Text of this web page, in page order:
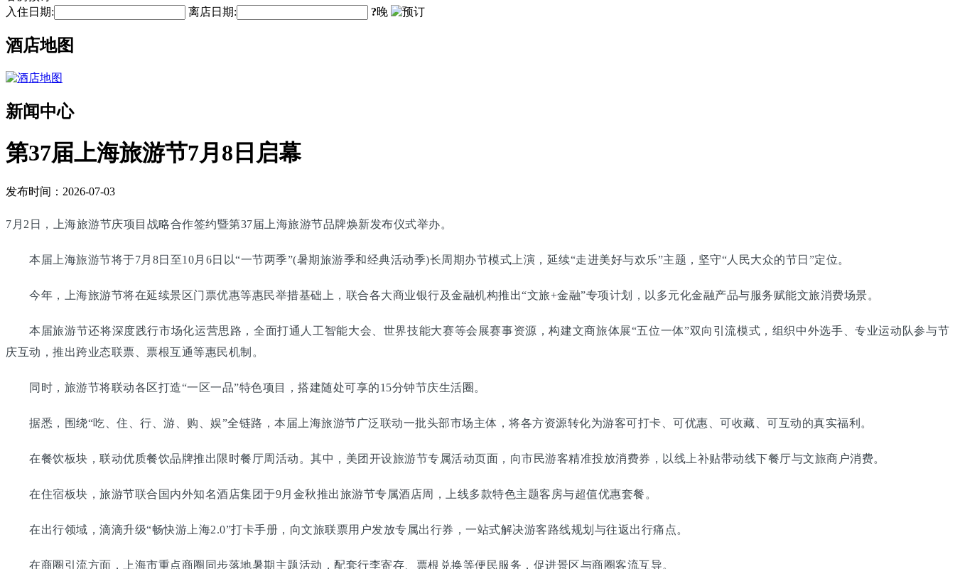
入住日期:
离店日期: ?晚
酒店地图
新闻中心
第37届上海旅游节7月8日启幕
发布时间：2026-07-03
7月2日，上海旅游节庆项目战略合作签约暨第37届上海旅游节品牌焕新发布仪式举办。
本届上海旅游节将于7月8日至10月6日以“一节两季”(暑期旅游季和经典活动季)长周期办节模式上演，延续“走进美好与欢乐”主题，坚守“人民大众的节日”定位。
今年，上海旅游节将在延续景区门票优惠等惠民举措基础上，联合各大商业银行及金融机构推出“文旅+金融”专项计划，以多元化金融产品与服务赋能文旅消费场景。
本届旅游节还将深度践行市场化运营思路，全面打通人工智能大会、世界技能大赛等会展赛事资源，构建文商旅体展“五位一体”双向引流模式，组织中外选手、专业运动队参与节
庆互动，推出跨业态联票、票根互通等惠民机制。
同时，旅游节将联动各区打造“一区一品”特色项目，搭建随处可享的15分钟节庆生活圈。
据悉，围绕“吃、住、行、游、购、娱”全链路，本届上海旅游节广泛联动一批头部市场主体，将各方资源转化为游客可打卡、可优惠、可收藏、可互动的真实福利。
在餐饮板块，联动优质餐饮品牌推出限时餐厅周活动。其中，美团开设旅游节专属活动页面，向市民游客精准投放消费券，以线上补贴带动线下餐厅与文旅商户消费。
在住宿板块，旅游节联合国内外知名酒店集团于9月金秋推出旅游节专属酒店周，上线多款特色主题客房与超值优惠套餐。
在出行领域，滴滴升级“畅快游上海2.0”打卡手册，向文旅联票用户发放专属出行券，一站式解决游客路线规划与往返出行痛点。
在商圈引流方面，上海市重点商圈同步落地暑期主题活动，配套行李寄存、票根兑换等便民服务，促进景区与商圈客流互导。